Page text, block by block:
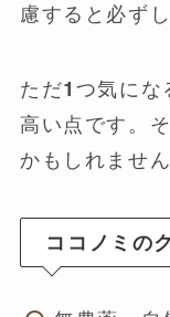
慮すると必ず
ただ1つ気にな
高い点です。
かもしれません
ココノミの